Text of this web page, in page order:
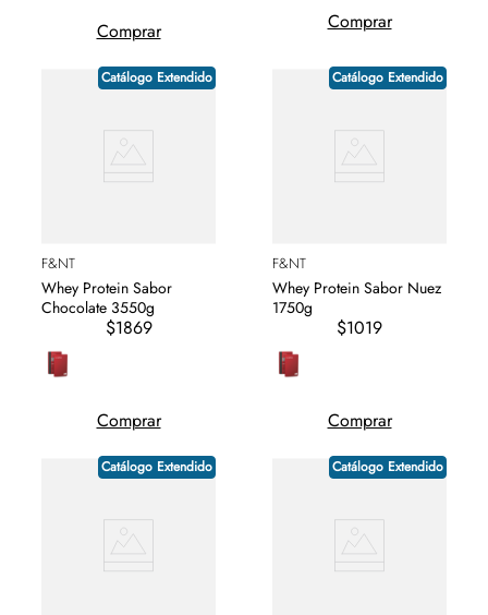
Comprar Comprar
Catálogo Extendido
F&NT
Whey Protein Sabor
Chocolate 3550g
$1869
Comprar
Catálogo Extendido
F&NT
Whey Protein Sabor Nuez
1750g
$1019
Comprar
Catálogo Extendido Catálogo Extendido